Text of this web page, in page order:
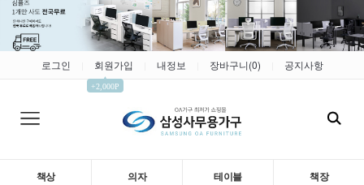
로그인 회원가입
▲
+2,000P
내정보 장바구니(0) 공지사항
책상 의자 테이블 책장